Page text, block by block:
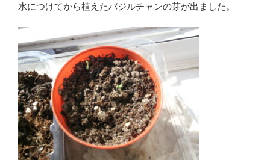
水につけてから植えたバジルチャンの芽が出ました。